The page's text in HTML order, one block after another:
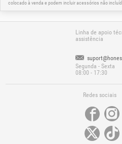
colocado à venda e podem incluir acessórios não
Linha de apoio
assistência
Segunda - Sexta
08:00 - 17:30
Redes sociais